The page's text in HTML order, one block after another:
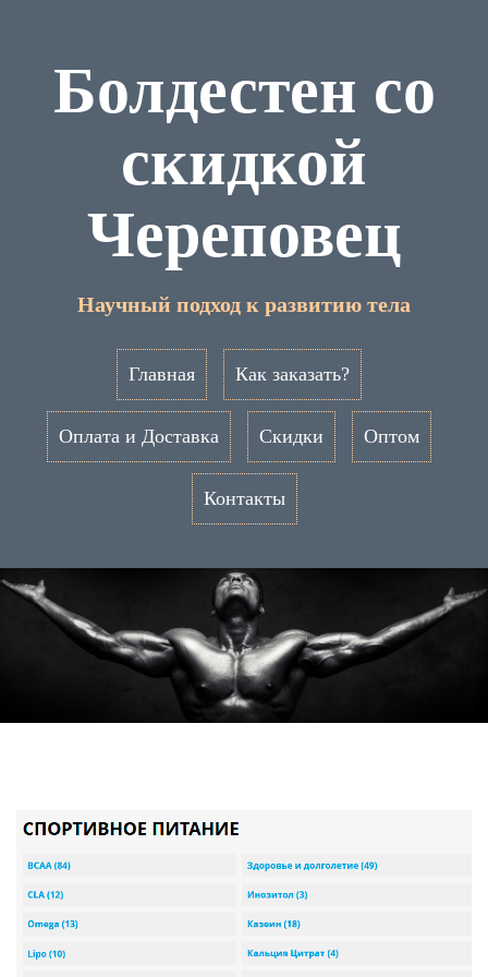
Болдестен со
скидкой
Череповец
Научный подход к развитию тела
Главная Как заказать?
Оплата и Доставка Скидки Оптом
Контакты